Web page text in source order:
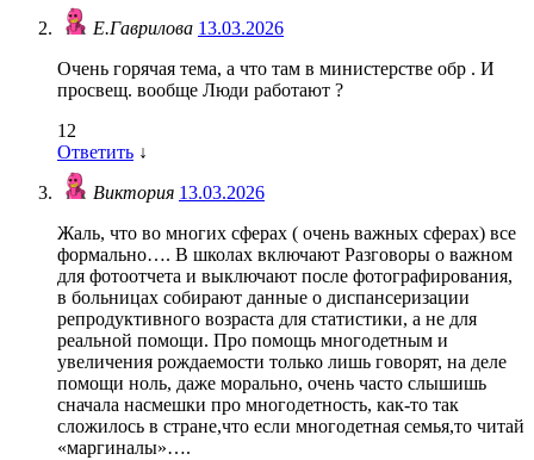
Е.Гаврилова 13.03.2026
Очень горячая тема, а что там в министерстве обр . И
просвещ. вообще Люди работают ?
12
Ответить ↓
Виктория 13.03.2026
Жаль, что во многих сферах ( очень важных сферах) все
формально…. В школах включают Разговоры о важном
для фотоотчета и выключают после фотографирования,
в больницах собирают данные о диспансеризации
репродуктивного возраста для статистики, а не для
реальной помощи. Про помощь многодетным и
увеличения рождаемости только лишь говорят, на деле
помощи ноль, даже морально, очень часто слышишь
сначала насмешки про многодетность, как-то так
сложилось в стране,что если многодетная семья,то читай
«маргиналы»….